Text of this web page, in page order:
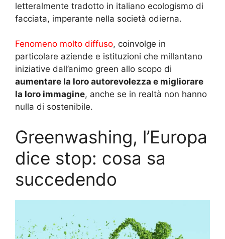
letteralmente tradotto in italiano ecologismo di
facciata, imperante nella società odierna.
Fenomeno molto diffuso, coinvolge in
particolare aziende e istituzioni che millantano
iniziative dall’animo green allo scopo di
aumentare la loro autorevolezza e migliorare
la loro immagine, anche se in realtà non hanno
nulla di sostenibile.
Greenwashing, l’Europa
dice stop: cosa sa
succedendo